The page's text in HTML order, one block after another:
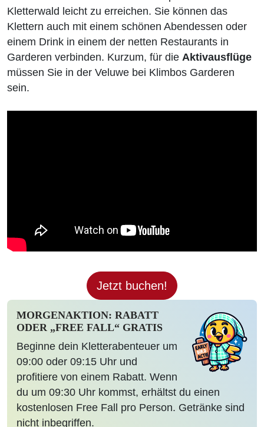
Kletterwald leicht zu erreichen. Sie können das
Klettern auch mit einem schönen Abendessen oder
einem Drink in einem der netten Restaurants in
Garderen verbinden. Kurzum, für die Aktivausflüge
müssen Sie in der Veluwe bei Klimbos Garderen
sein.
Jetzt buchen!
MORGENAKTION: RABATT
ODER „FREE FALL“ GRATIS
Beginne dein Kletterabenteuer um
09:00 oder 09:15 Uhr und
profitiere von einem Rabatt. Wenn
du um 09:30 Uhr kommst, erhältst du einen
kostenlosen Free Fall pro Person. Getränke sind
nicht inbegriffen.